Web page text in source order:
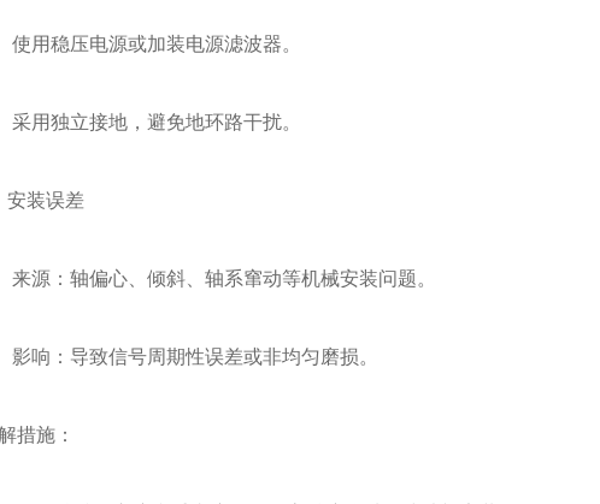
用稳压电源或加装电源滤波器。
用独立接地，避免地环路干扰。
安装误差
源：轴偏心、倾斜、轴系窜动等机械安装问题。
响：导致信号周期性误差或非均匀磨损。
措施：